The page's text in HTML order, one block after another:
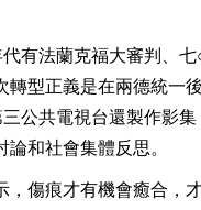
有法蘭克福大審判、
轉型正義是在兩德統一
公共電視台還製作影
和社會集體反思。
傷痕才有機會癒合，